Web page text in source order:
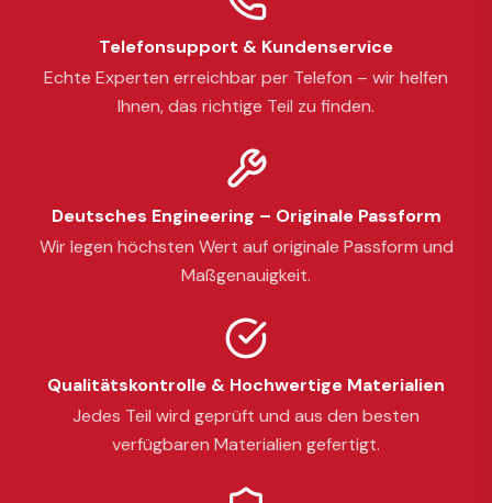
Telefonsupport & Kundenservice
Echte Experten erreichbar per Telefon – wir helfen
Ihnen, das richtige Teil zu finden.
Deutsches Engineering – Originale Passform
Wir legen höchsten Wert auf originale Passform und
Maßgenauigkeit.
Qualitätskontrolle & Hochwertige Materialien
Jedes Teil wird geprüft und aus den besten
verfügbaren Materialien gefertigt.